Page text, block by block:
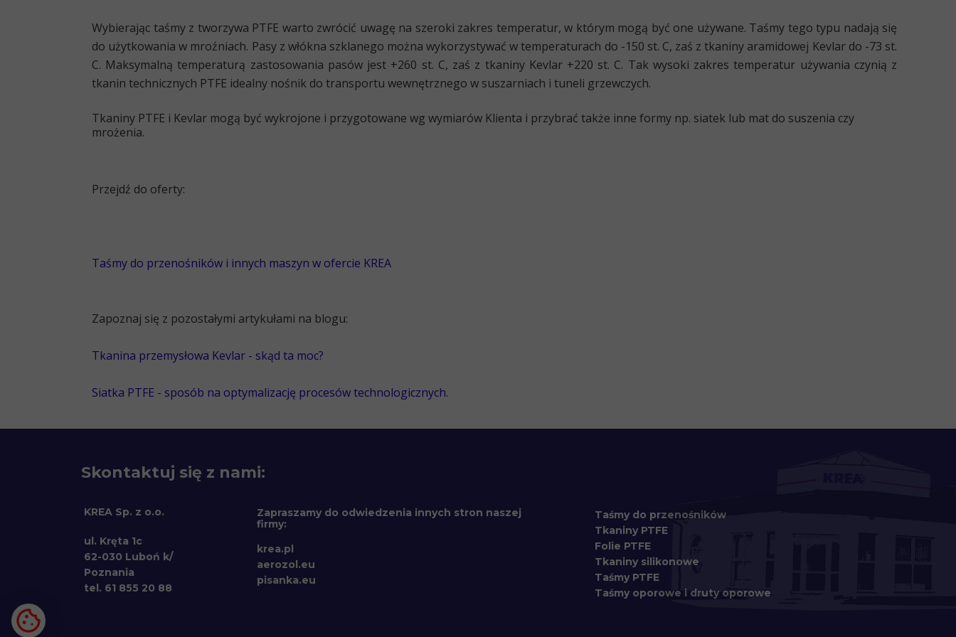
Wybierając taśmy z tworzywa PTFE warto zwrócić uwagę na szeroki zakres temperatur, w którym mogą być one używane. Taśmy tego typu nadają się
do użytkowania w mroźniach. Pasy z włókna szklanego można wykorzystywać w temperaturach do -150 st. C, zaś z tkaniny aramidowej Kevlar do -73 st.
C. Maksymalną temperaturą zastosowania pasów jest +260 st. C, zaś z tkaniny Kevlar +220 st. C. Tak wysoki zakres temperatur używania czynią z
tkanin technicznych PTFE idealny nośnik do transportu wewnętrznego w suszarniach i tuneli grzewczych.
Tkaniny PTFE i Kevlar mogą być wykrojone i przygotowane wg wymiarów Klienta i przybrać także inne formy np. siatek lub mat do suszenia czy
mrożenia.
Przejdź do oferty:
Taśmy do przenośników i innych maszyn w ofercie KREA
Zapoznaj się z pozostałymi artykułami na blogu:
Tkanina przemysłowa Kevlar - skąd ta moc?
Siatka PTFE - sposób na optymalizację procesów technologicznych.
Skontaktuj się z nami:
KREA Sp. z o.o.
ul. Kręta 1c
62-030 Luboń k/
Poznania
tel. 61 855 20 88
Taśmy do przenośników
Tkaniny PTFE
Folie PTFE
Tkaniny silikonowe
Taśmy PTFE
Taśmy oporowe i druty oporowe
Zapraszamy do odwiedzenia innych stron naszej
firmy:
krea.pl
aerozol.eu
pisanka.eu